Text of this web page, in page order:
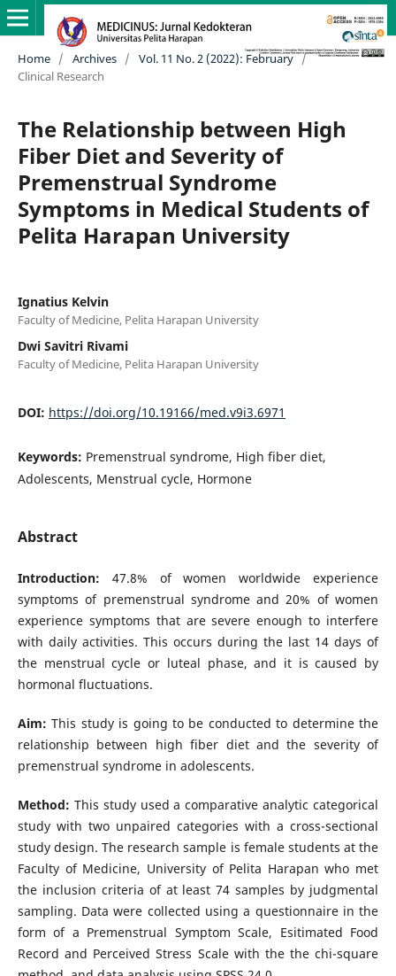
Home / Archives / Vol. 11 No. 2 (2022): February /
Clinical Research
The Relationship between High
Fiber Diet and Severity of
Premenstrual Syndrome
Symptoms in Medical Students of
Pelita Harapan University
Ignatius Kelvin
Faculty of Medicine, Pelita Harapan University
Dwi Savitri Rivami
Faculty of Medicine, Pelita Harapan University
DOI: https://doi.org/10.19166/med.v9i3.6971
Keywords: Premenstrual syndrome, High fiber diet,
Adolescents, Menstrual cycle, Hormone
Abstract
Introduction: 47.8% of women worldwide experience
symptoms of premenstrual syndrome and 20% of women
experience symptoms that are severe enough to interfere
with daily activities. This occurs during the last 14 days of
the menstrual cycle or luteal phase, and it is caused by
hormonal fluctuations.
Aim:This study is going to be conducted to determine the
relationship between high fiber diet and the severity of
premenstrual syndrome in adolescents.
Method: This study used a comparative analytic categorical
study with two unpaired categories with a cross-sectional
study design. The research sample is female students at the
Faculty of Medicine, University of Pelita Harapan who met
the inclusion criteria of at least 74 samples by judgmental
sampling. Data were collected using a questionnaire in the
form of a Premenstrual Symptom Scale, Esitimated Food
Record and Perceived Stress Scale with the the chi-square